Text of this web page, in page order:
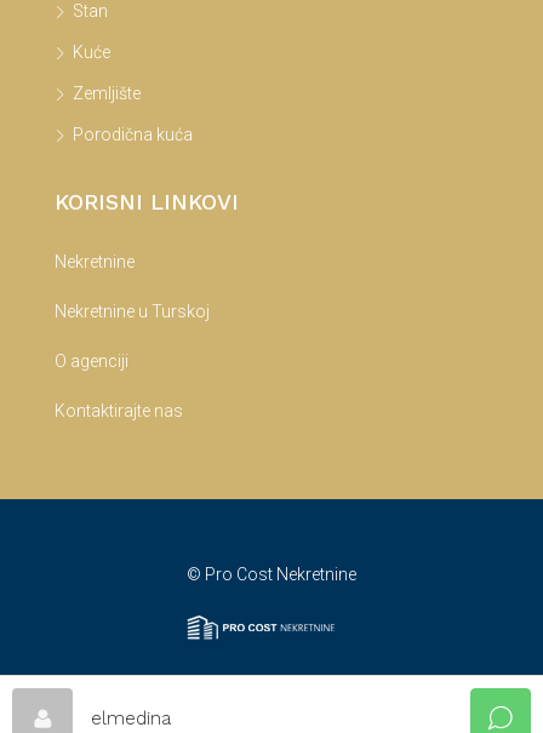
Stan
Kuće
Zemljište
Porodična kuća
KORISNI LINKOVI
Nekretnine
Nekretnine u Turskoj
O agenciji
Kontaktirajte nas
© Pro Cost Nekretnine
elmedina